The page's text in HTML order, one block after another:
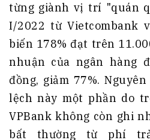
từng giành vị trí "quán
I/2022 từ Vietcombank
biến 178% đạt trên
nhuận của ngân hàng
đồng, giảm 77%.
lệch này một phần do
VPBank không còn ghi
bất thường từ phí